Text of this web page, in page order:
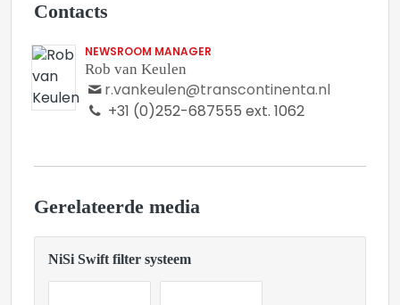
Contacts
NEWSROOM MANAGER
Rob van Keulen
r.vankeulen@transcontinenta.nl
+31 (0)252-687555 ext. 1062
Gerelateerde media
NiSi Swift filter systeem